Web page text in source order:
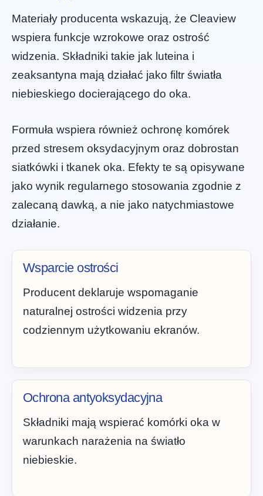
Materiały producenta wskazują, że Cleaview
wspiera funkcje wzrokowe oraz ostrość
widzenia. Składniki takie jak luteina i
zeaksantyna mają działać jako filtr światła
niebieskiego docierającego do oka.
Formuła wspiera również ochronę komórek
przed stresem oksydacyjnym oraz dobrostan
siatkówki i tkanek oka. Efekty te są opisywane
jako wynik regularnego stosowania zgodnie z
zalecaną dawką, a nie jako natychmiastowe
działanie.
Wsparcie ostrości
Producent deklaruje wspomaganie
naturalnej ostrości widzenia przy
codziennym użytkowaniu ekranów.
Ochrona antyoksydacyjna
Składniki mają wspierać komórki oka w
warunkach narażenia na światło
niebieskie.